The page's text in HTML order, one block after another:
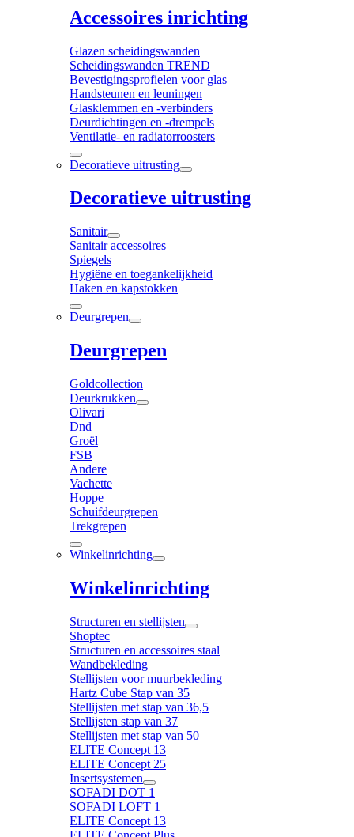
Accessoires inrichting
Glazen scheidingswanden
Scheidingswanden TREND
Bevestigingsprofielen voor glas
Handsteunen en leuningen
Glasklemmen en -verbinders
Deurdichtingen en -drempels
Ventilatie- en radiatorroosters
Decoratieve uitrusting
Decoratieve uitrusting
Sanitair
Sanitair accessoires
Spiegels
Hygiëne en toegankelijkheid
Haken en kapstokken
Deurgrepen
Deurgrepen
Goldcollection
Deurkrukken
Olivari
Dnd
Groël
FSB
Andere
Vachette
Hoppe
Schuifdeurgrepen
Trekgrepen
Winkelinrichting
Winkelinrichting
Structuren en stellijsten
Shoptec
Structuren en accessoires staal
Wandbekleding
Stellijsten voor muurbekleding
Hartz Cube Stap van 35
Stellijsten met stap van 36,5
Stellijsten stap van 37
Stellijsten met stap van 50
ELITE Concept 13
ELITE Concept 25
Insertsystemen
SOFADI DOT 1
SOFADI LOFT 1
ELITE Concept 13